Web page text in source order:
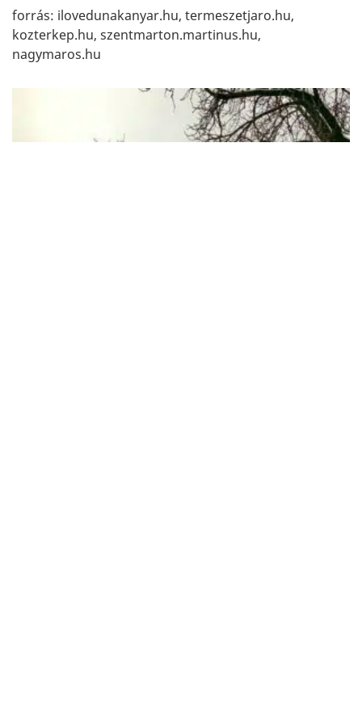
forrás: ilovedunakanyar.hu, termeszetjaro.hu,
kozterkep.hu, szentmarton.martinus.hu,
nagymaros.hu